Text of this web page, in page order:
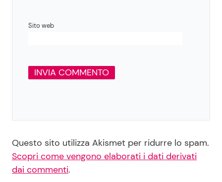
Sito web
Questo sito utilizza Akismet per ridurre lo spam.
Scopri come vengono elaborati i dati derivati
dai commenti.